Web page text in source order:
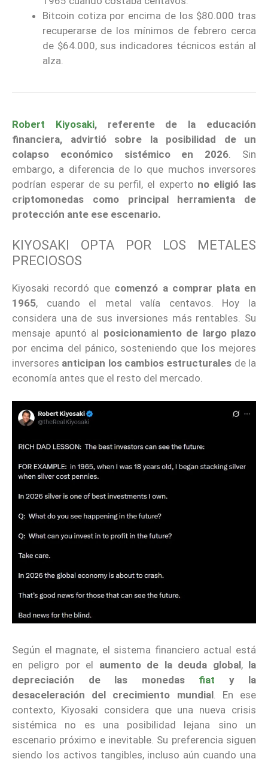
Bitcoin cotiza por encima de los $80.000 tras
recuperarse de los mínimos de febrero cerca
de $64.000, sus indicadores técnicos están al
alza.
Robert Kiyosaki, referente de la educación
financiera, advirtió sobre la posibilidad de un
colapso económico sistémico en 2026. Sin
embargo, a diferencia de lo que muchos inversores
podrían esperar de su perfil, el experto no eligió las
criptomonedas como principal herramienta de
protección ante ese escenario.
KIYOSAKI OPTA POR LOS METALES
PRECIOSOS
Kiyosaki recordó que comenzó a comprar plata en
1965, cuando el metal valía centavos. Hoy la
considera una de sus inversiones más rentables. Su
mensaje apuntó al posicionamiento de largo plazo
por encima del pánico, sosteniendo que los mejores
inversores anticipan los cambios estructurales de la
economía antes que el resto del mercado.
Según el magnate, el sistema financiero actual está
en peligro por el aumento de la deuda global, la
depreciación de las monedas fiat y la
desaceleración del crecimiento mundial. En ese
contexto, Kiyosaki considera que una nueva crisis
sistémica no es una posibilidad lejana sino un
escenario próximo e inevitable. Su preferencia siguen
siendo los activos tangibles, incluso aún cuando una